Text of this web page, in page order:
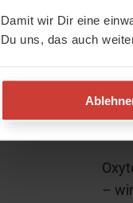
Damit wir Dir eine
Du uns, das auch
–